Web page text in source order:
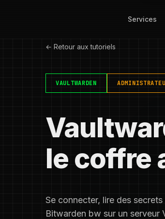
Services
← Retour aux tutoriels
VAULTWARDEN
le coffre
Se connecter, lire des
Bitwarden bw sur un serveur